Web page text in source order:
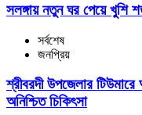
সলঙ্গায় নতুন ঘর পেয়ে খুশি
সর্বশেষ
জনপ্রিয়
শ্রীবরদী উপজেলার
অনিশ্চিত চিকিৎসা